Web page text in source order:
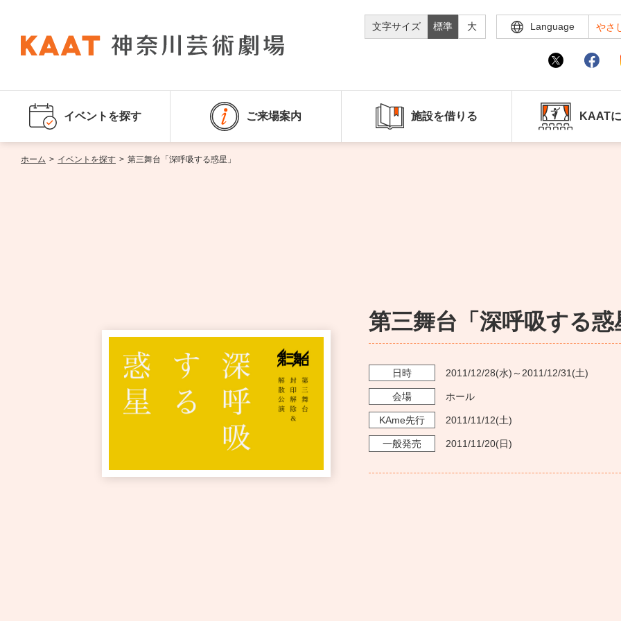
文字サイズ 標準 大 Language やさ
イベントを探す ご来場案内 施設を借りる KAAT
ホーム > イベントを探す > 第三舞台「深呼吸する惑星」
第三舞台「深呼吸する惑
日時 2011/12/28(水)～ 2011/12/31 (土)
会場 ホール
KAme先行 2011/11/12(土)
一般発売 2011/11/20(日)